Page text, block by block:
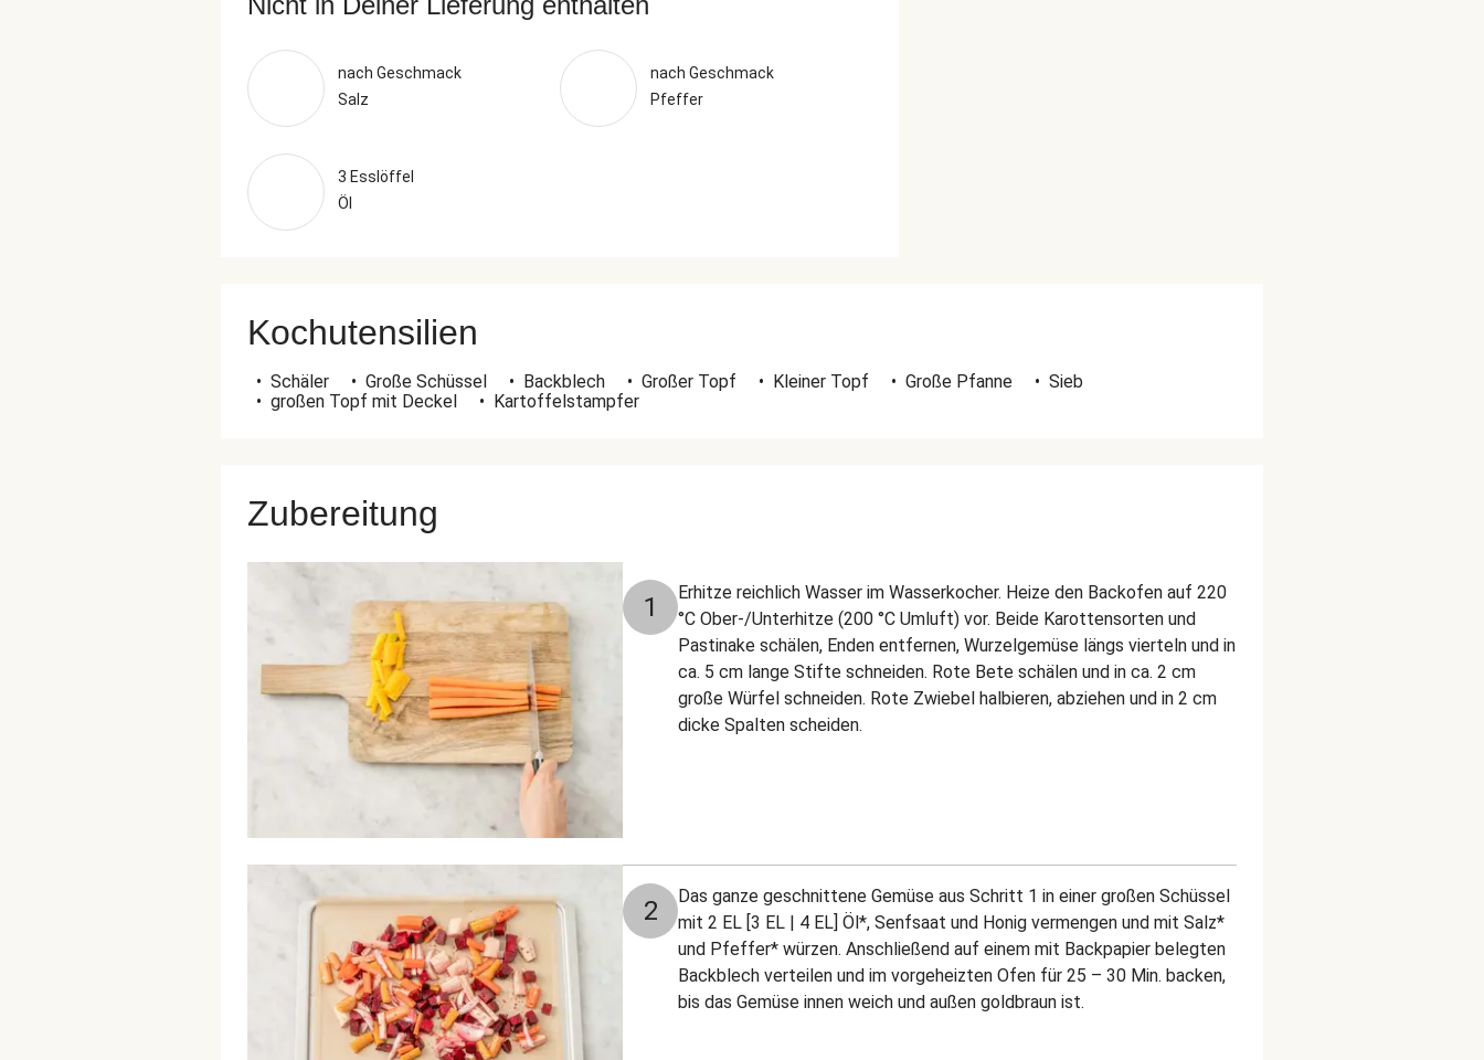
nach Geschmack
Salz
nach Geschmack
Pfeffer
3 Esslöffel
Öl
Kochutensilien
• Schäler • Große Schüssel • Backblech • Großer Topf • Kleiner Topf • Große Pfanne • Sieb
• großen Topf mit Deckel • Kartoffelstampfer
Zubereitung
1
Erhitze reichlich Wasser im Wasserkocher. Heize den Backofen auf 220
°C Ober-/Unterhitze (200 °C Umluft) vor. Beide Karottensorten und
Pastinake schälen, Enden entfernen, Wurzelgemüse längs vierteln und in
ca. 5 cm lange Stifte schneiden. Rote Bete schälen und in ca. 2 cm
große Würfel schneiden. Rote Zwiebel halbieren, abziehen und in 2 cm
dicke Spalten scheiden.
2
Das ganze geschnittene Gemüse aus Schritt 1 in einer großen Schüssel
mit 2 EL [3 EL | 4 EL] Öl*, Senfsaat und Honig vermengen und mit Salz*
und Pfeffer* würzen. Anschließend auf einem mit Backpapier belegten
Backblech verteilen und im vorgeheizten Ofen für 25 – 30 Min. backen,
bis das Gemüse innen weich und außen goldbraun ist.